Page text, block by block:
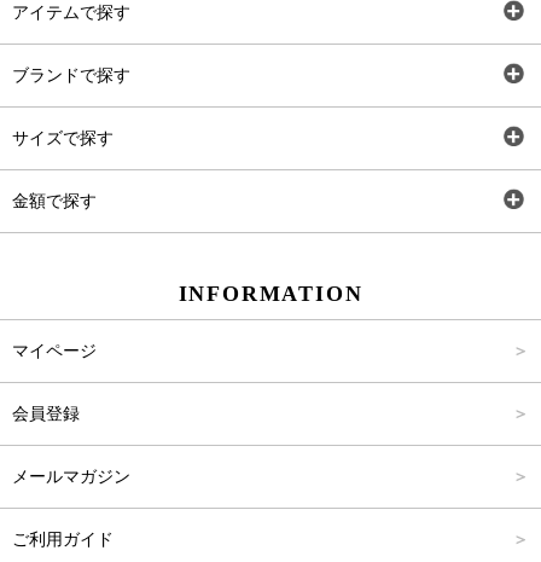
アイテムで探す
ブランドで探す
サイズで探す
金額で探す
INFORMATION
マイページ
会員登録
メールマガジン
ご利用ガイド